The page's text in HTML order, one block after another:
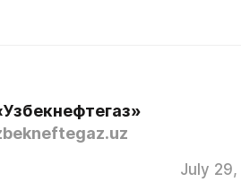
July 29,